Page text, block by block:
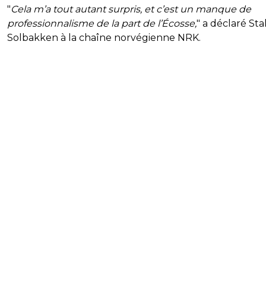
"Cela m’a tout autant surpris, et c’est un manque de
professionnalisme de la part de l’Écosse," a déclaré
Solbakken à la chaîne norvégienne NRK.